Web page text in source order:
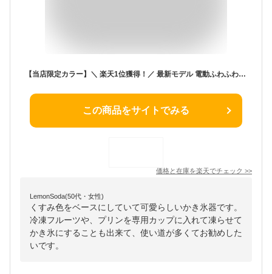
【当店限定カラー】＼ 楽天1位獲得！／ 最新モデル 電動ふわふわとろ雪かき氷器 かき氷器 家庭用 ふわふわ 製氷カップ2個付き 6個付き とろ雪 DTS-B5R 電動 レシピブック付き かき氷機 1年保証 おしゃれ ドウシシャ 電動式 グレージュ くすみカラー 限定色 [開封後返品不可]
この商品をサイトでみる
価格と在庫を楽天でチェック >>
LemonSoda(50代・女性)
くすみ色をベースにしていて可愛らしいかき氷器です。
冷凍フルーツや、プリンを専用カップに入れて凍らせて
かき氷にすることも出来て、使い道が多くてお勧めした
いです。